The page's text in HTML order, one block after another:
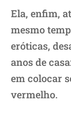
Ela, enfim,
mesmo
eróticas,
anos de
em colocar
vermelho.